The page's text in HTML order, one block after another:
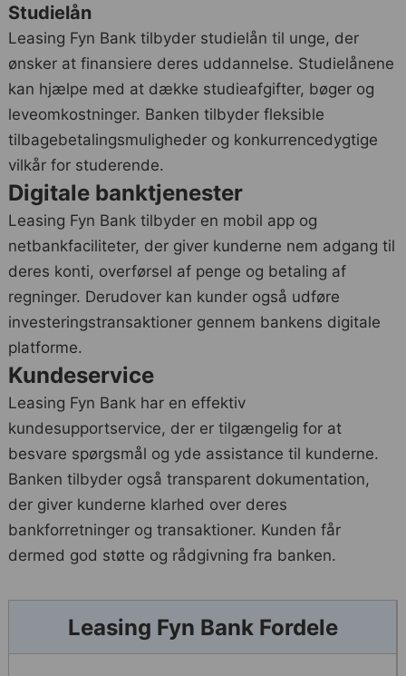
Studielån
Leasing Fyn Bank tilbyder studielån til unge, der
ønsker at finansiere deres uddannelse. Studielånene
kan hjælpe med at dække studieafgifter, bøger og
leveomkostninger. Banken tilbyder fleksible
tilbagebetalingsmuligheder og konkurrencedygtige
vilkår for studerende.
Digitale banktjenester
Leasing Fyn Bank tilbyder en mobil app og
netbankfaciliteter, der giver kunderne nem adgang til
deres konti, overførsel af penge og betaling af
regninger. Derudover kan kunder også udføre
investeringstransaktioner gennem bankens digitale
platforme.
Kundeservice
Leasing Fyn Bank har en effektiv
kundesupportservice, der er tilgængelig for at
besvare spørgsmål og yde assistance til kunderne.
Banken tilbyder også transparent dokumentation,
der giver kunderne klarhed over deres
bankforretninger og transaktioner. Kunden får
dermed god støtte og rådgivning fra banken.
Leasing Fyn Bank Fordele